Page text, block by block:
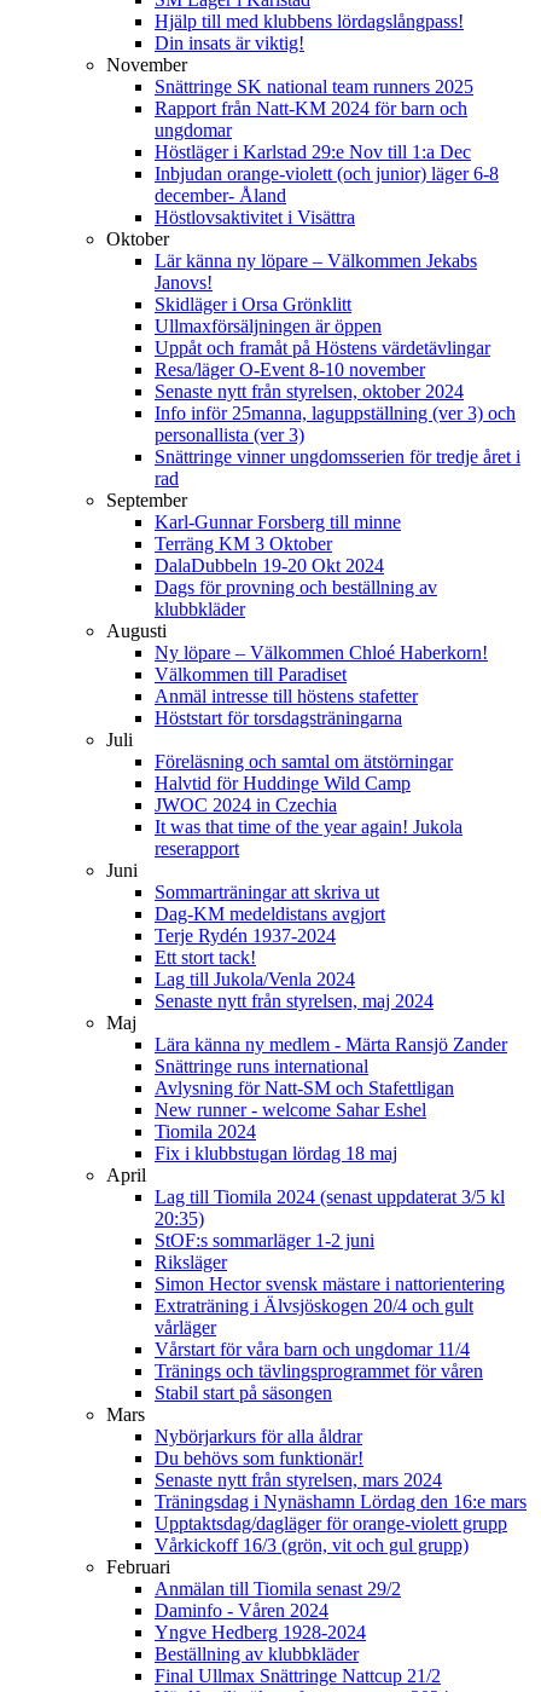
Hjälp till med klubbens lördagslångpass!
Din insats är viktig!
November
Snättringe SK national team runners 2025
Rapport från Natt-KM 2024 för barn och
ungdomar
Höstläger i Karlstad 29:e Nov till 1:a Dec
Inbjudan orange-violett (och junior) läger 6-8
december- Åland
Höstlovsaktivitet i Visättra
Oktober
Lär känna ny löpare – Välkommen Jekabs
Janovs!
Skidläger i Orsa Grönklitt
Ullmaxförsäljningen är öppen
Uppåt och framåt på Höstens värdetävlingar
Resa/läger O-Event 8-10 november
Senaste nytt från styrelsen, oktober 2024
Info inför 25manna, laguppställning (ver 3) och
personallista (ver 3)
Snättringe vinner ungdomsserien för tredje året i
rad
September
Karl-Gunnar Forsberg till minne
Terräng KM 3 Oktober
DalaDubbeln 19-20 Okt 2024
Dags för provning och beställning av
klubbkläder
Augusti
Ny löpare – Välkommen Chloé Haberkorn!
Välkommen till Paradiset
Anmäl intresse till höstens stafetter
Höststart för torsdagsträningarna
Juli
Föreläsning och samtal om ätstörningar
Halvtid för Huddinge Wild Camp
JWOC 2024 in Czechia
It was that time of the year again! Jukola
reserapport
Juni
Sommarträningar att skriva ut
Dag-KM medeldistans avgjort
Terje Rydén 1937-2024
Ett stort tack!
Lag till Jukola/Venla 2024
Senaste nytt från styrelsen, maj 2024
Maj
Lära känna ny medlem - Märta Ransjö Zander
Snättringe runs international
Avlysning för Natt-SM och Stafettligan
New runner - welcome Sahar Eshel
Tiomila 2024
Fix i klubbstugan lördag 18 maj
April
Lag till Tiomila 2024 (senast uppdaterat 3/5 kl
20:35)
StOF:s sommarläger 1-2 juni
Riksläger
Simon Hector svensk mästare i nattorientering
Extraträning i Älvsjöskogen 20/4 och gult
vårläger
Vårstart för våra barn och ungdomar 11/4
Tränings och tävlingsprogrammet för våren
Stabil start på säsongen
Mars
Nybörjarkurs för alla åldrar
Du behövs som funktionär!
Senaste nytt från styrelsen, mars 2024
Träningsdag i Nynäshamn Lördag den 16:e mars
Upptaktsdag/dagläger för orange-violett grupp
Vårkickoff 16/3 (grön, vit och gul grupp)
Februari
Anmälan till Tiomila senast 29/2
Daminfo - Våren 2024
Yngve Hedberg 1928-2024
Beställning av klubbkläder
Final Ullmax Snättringe Nattcup 21/2